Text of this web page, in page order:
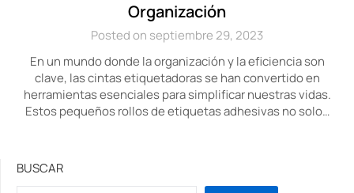
Organización
Posted on septiembre 29, 2023
En un mundo donde la organización y la eficiencia son
clave, las cintas etiquetadoras se han convertido en
herramientas esenciales para simplificar nuestras vidas.
Estos pequeños rollos de etiquetas adhesivas no solo…
BUSCAR